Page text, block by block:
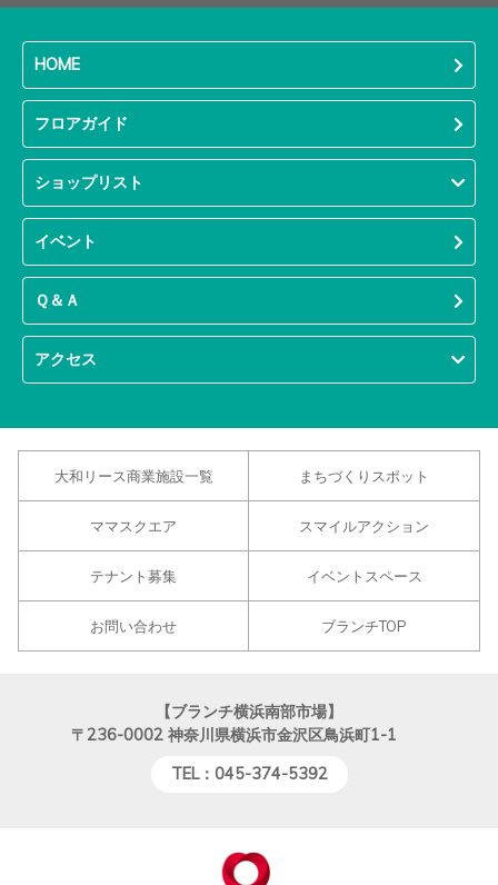
HOME
フロアガイド
ショップリスト
イベント
Ｑ＆Ａ
アクセス
大和リース商業施設一覧 まちづくりスポット
ママスクエア スマイルアクション
テナント募集 イベントスペース
お問い合わせ ブランチTOP
【ブランチ横浜南部市場】
〒236-0002 神奈川県横浜市金沢区鳥浜町1-1
TEL：045-374-5392